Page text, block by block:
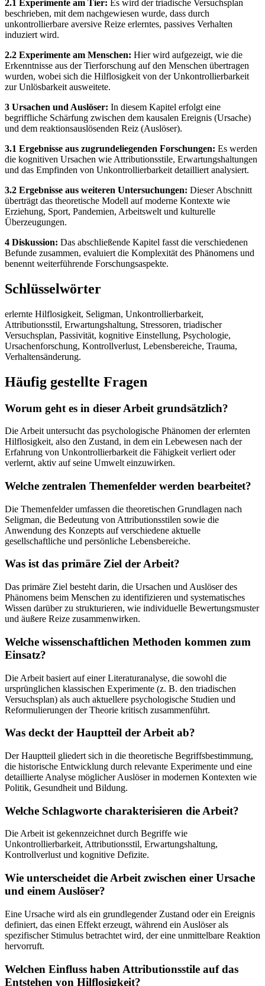
2.1 Experimente am Tier: Es wird der triadische Versuchsplan
beschrieben, mit dem nachgewiesen wurde, dass durch
unkontrollierbare aversive Reize erlerntes, passives Verhalten
induziert wird.
2.2 Experimente am Menschen: Hier wird aufgezeigt, wie die
Erkenntnisse aus der Tierforschung auf den Menschen übertragen
wurden, wobei sich die Hilflosigkeit von der Unkontrollierbarkeit
zur Unlösbarkeit ausweitete.
3 Ursachen und Auslöser: In diesem Kapitel erfolgt eine
begriffliche Schärfung zwischen dem kausalen Ereignis (Ursache)
und dem reaktionsauslösenden Reiz (Auslöser).
3.1 Ergebnisse aus zugrundeliegenden Forschungen: Es werden
die kognitiven Ursachen wie Attributionsstile, Erwartungshaltungen
und das Empfinden von Unkontrollierbarkeit detailliert analysiert.
3.2 Ergebnisse aus weiteren Untersuchungen: Dieser Abschnitt
überträgt das theoretische Modell auf moderne Kontexte wie
Erziehung, Sport, Pandemien, Arbeitswelt und kulturelle
Überzeugungen.
4 Diskussion: Das abschließende Kapitel fasst die verschiedenen
Befunde zusammen, evaluiert die Komplexität des Phänomens und
benennt weiterführende Forschungsaspekte.
Schlüsselwörter
erlernte Hilflosigkeit, Seligman, Unkontrollierbarkeit,
Attributionsstil, Erwartungshaltung, Stressoren, triadischer
Versuchsplan, Passivität, kognitive Einstellung, Psychologie,
Ursachenforschung, Kontrollverlust, Lebensbereiche, Trauma,
Verhaltensänderung.
Häufig gestellte Fragen
Worum geht es in dieser Arbeit grundsätzlich?
Die Arbeit untersucht das psychologische Phänomen der erlernten
Hilflosigkeit, also den Zustand, in dem ein Lebewesen nach der
Erfahrung von Unkontrollierbarkeit die Fähigkeit verliert oder
verlernt, aktiv auf seine Umwelt einzuwirken.
Welche zentralen Themenfelder werden bearbeitet?
Die Themenfelder umfassen die theoretischen Grundlagen nach
Seligman, die Bedeutung von Attributionsstilen sowie die
Anwendung des Konzepts auf verschiedene aktuelle
gesellschaftliche und persönliche Lebensbereiche.
Was ist das primäre Ziel der Arbeit?
Das primäre Ziel besteht darin, die Ursachen und Auslöser des
Phänomens beim Menschen zu identifizieren und systematisches
Wissen darüber zu strukturieren, wie individuelle Bewertungsmuster
und äußere Reize zusammenwirken.
Welche wissenschaftlichen Methoden kommen zum
Einsatz?
Die Arbeit basiert auf einer Literaturanalyse, die sowohl die
ursprünglichen klassischen Experimente (z. B. den triadischen
Versuchsplan) als auch aktuellere psychologische Studien und
Reformulierungen der Theorie kritisch zusammenführt.
Was deckt der Hauptteil der Arbeit ab?
Der Hauptteil gliedert sich in die theoretische Begriffsbestimmung,
die historische Entwicklung durch relevante Experimente und eine
detaillierte Analyse möglicher Auslöser in modernen Kontexten wie
Politik, Gesundheit und Bildung.
Welche Schlagworte charakterisieren die Arbeit?
Die Arbeit ist gekennzeichnet durch Begriffe wie
Unkontrollierbarkeit, Attributionsstil, Erwartungshaltung,
Kontrollverlust und kognitive Defizite.
Wie unterscheidet die Arbeit zwischen einer Ursache
und einem Auslöser?
Eine Ursache wird als ein grundlegender Zustand oder ein Ereignis
definiert, das einen Effekt erzeugt, während ein Auslöser als
spezifischer Stimulus betrachtet wird, der eine unmittelbare Reaktion
hervorruft.
Welchen Einfluss haben Attributionsstile auf das
Entstehen von Hilflosigkeit?